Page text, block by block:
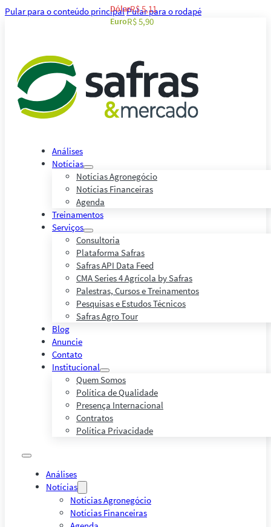
Pular para o conteúdo principalPular para o rodapé
Análises
Notícias
Notícias Agronegócio
Notícias Financeiras
Agenda
Treinamentos
Serviços
Consultoria
Plataforma Safras
Safras API Data Feed
CMA Series 4 Agrícola by Safras
Palestras, Cursos e Treinamentos
Pesquisas e Estudos Técnicos
Safras Agro Tour
Blog
Anuncie
Contato
Institucional
Quem Somos
Política de Qualidade
Presença Internacional
Contratos
Política Privacidade
Análises
Notícias
Notícias Agronegócio
Notícias Financeiras
DólarR$ 5,11
EuroR$ 5,90